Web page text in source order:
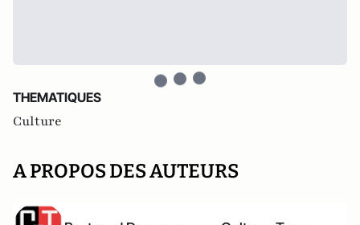
THEMATIQUES
Culture
A PROPOS DES AUTEURS